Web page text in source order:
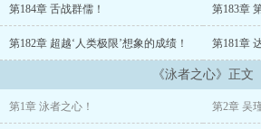
单项、团队、单届奥运会金牌之最！
“我来，我看，我征服！”
“VENIVIDIVICI！”泳者无疆，从03启航一
离游泳无法跨越的绝对禁区！
第184章 舌战群儒！ 第183章
第182章 超越‘人类极限’想象的成绩！ 第181章
《泳者之心》正文
第1章 泳者之心！ 第2章 吴